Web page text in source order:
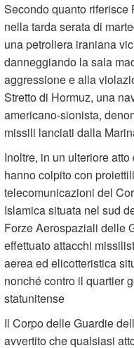
Secondo quanto riferisce
nella tarda serata di
una petroliera iraniana
danneggiando la sala
aggressione e alla
Stretto di Hormuz, una
americano-sionista,
missili lanciati dalla
Inoltre, in un ulteriore
hanno colpito con
telecomunicazioni del
Islamica situata nel sud
Forze Aerospaziali delle
effettuato attacchi
aerea ed elicotteristica
nonché contro il quartier
statunitense
Il Corpo delle Guardie
avvertito che qualsiasi